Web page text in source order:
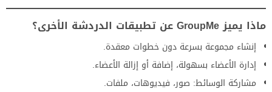
ماذا يميز GroupMe عن تطبيقات الدردشة الأخرى؟
إنشاء مجموعة بسرعة دون خطوات معقدة.
إدارة الأعضاء بسهولة، إضافة أو إزالة الأعضاء.
مشاركة الوسائط: صور، فيديوهات، ملفات.